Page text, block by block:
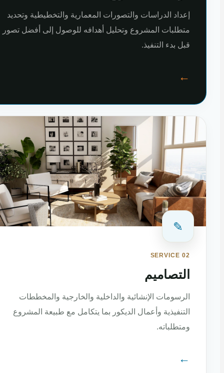
إعداد الدراسات والتصورات المعمارية والتخطيطية وتحديد
متطلبات المشروع وتحليل أهدافه للوصول إلى أفضل تصور
قبل بدء التنفيذ.
✎
SERVICE 02
التصاميم
الرسومات الإنشائية والداخلية والخارجية والمخططات
التنفيذية وأعمال الديكور بما يتكامل مع طبيعة المشروع
ومتطلباته.